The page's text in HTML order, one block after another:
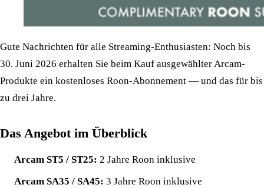
Gute Nachrichten für alle Streaming-Enthusiasten: Noch bis
30. Juni 2026 erhalten Sie beim Kauf ausgewählter Arcam-
Produkte ein kostenloses Roon-Abonnement — und das für bis
zu drei Jahre.
Das Angebot im Überblick
Arcam ST5 / ST25: 2 Jahre Roon inklusive
Arcam SA35 / SA45: 3 Jahre Roon inklusive